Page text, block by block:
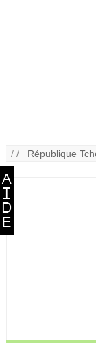
/ / République